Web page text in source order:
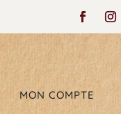
MON COMPTE